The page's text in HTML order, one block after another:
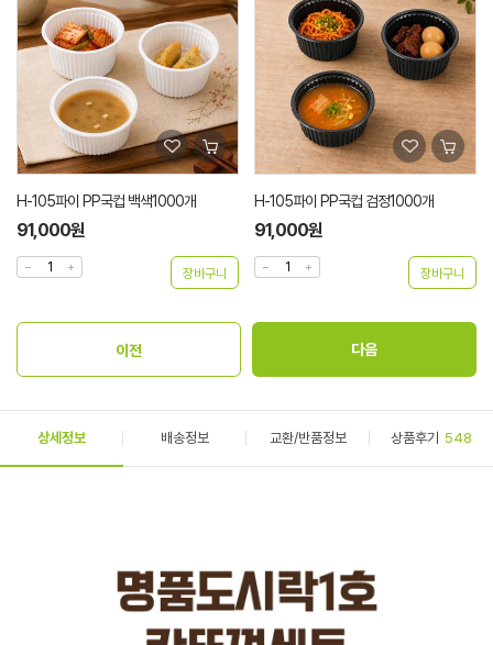
H-105파이 PP국컵 백색1000개
91,000원
H-105파이 PP국컵 검정1000개
91,000원
상세정보 배송정보 교환/반품정보 상품후기 548